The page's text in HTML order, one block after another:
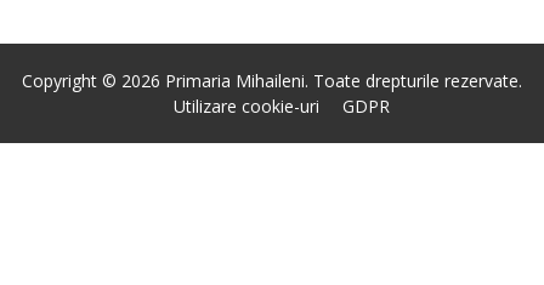
Copyright © 2026 Primaria Mihaileni. Toate drepturile rezervate.
Utilizare cookie-uri
GDPR